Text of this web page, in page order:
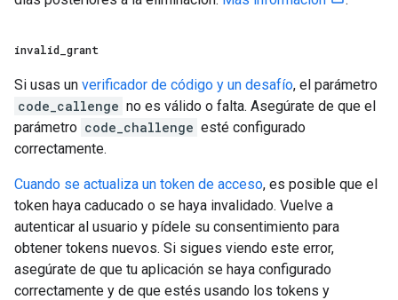
invalid grant
Si usas un verificador de código y un desafío, el parámetro
code_callenge no es válido o falta. Asegúrate de que el
parámetro code_challenge esté configurado
correctamente.
Cuando se actualiza un token de acceso, es posible que el
token haya caducado o se haya invalidado. Vuelve a
autenticar al usuario y pídele su consentimiento para
obtener tokens nuevos. Si sigues viendo este error,
asegúrate de que tu aplicación se haya configurado
correctamente y de que estés usando los tokens y